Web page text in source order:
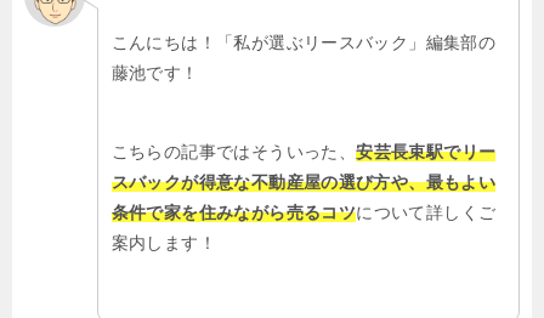
こんにちは！「私が選ぶリースバック」編集部の
藤池です！
こちらの記事ではそういった、安芸長束駅でリー
スバックが得意な不動産屋の選び方や、最もよい
条件で家を住みながら売るコツについて詳しくご
案内します！